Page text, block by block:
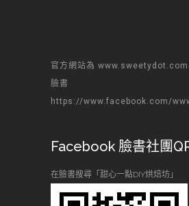
官方網站為 www.sweetydot.com
臉書
https://www.facebook.com/
Facebook 臉書社團
在臉書搜尋「甜心一點DIY烘焙坊」